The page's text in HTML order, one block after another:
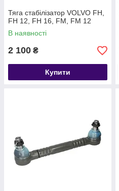
Тяга стабілізатор VOLVO FH,
FH 12, FH 16, FM, FM 12
В наявності
2 100 ₴
Купити